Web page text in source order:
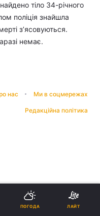
тіло 34-річного
поліція знайшла
з’ясовуються.
немає.
нас Ми в соцмережах
Редакційна політика
ПОГОДА ЛАЙТ